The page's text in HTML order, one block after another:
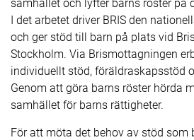
samhället och lyfter barns röster på
I det arbetet driver BRIS den
och ger stöd till barn på plats vid
Stockholm. Via Brismottagningen
individuellt stöd, föräldraskapsstöd
Genom att göra barns röster hörda
samhället för barns rättigheter.
För att möta det behov av stöd som